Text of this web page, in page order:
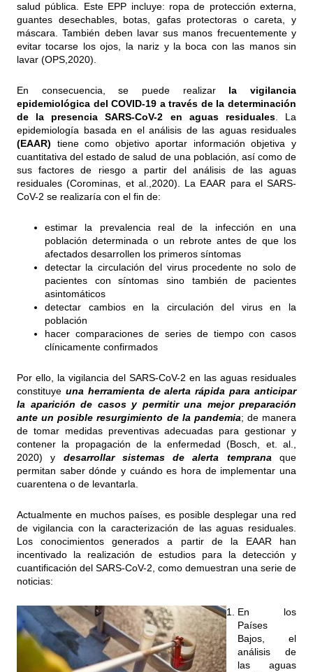
salud pública. Este EPP incluye: ropa de protección externa,
guantes desechables, botas, gafas protectoras o careta, y
máscara. También deben lavar sus manos frecuentemente y
evitar tocarse los ojos, la nariz y la boca con las manos sin
lavar (OPS,2020).
En consecuencia, se puede realizar la vigilancia
epidemiológica del COVID-19 a través de la determinación
de la presencia SARS-CoV-2 en aguas residuales. La
epidemiología basada en el análisis de las aguas residuales
(EAAR) tiene como objetivo aportar información objetiva y
cuantitativa del estado de salud de una población, así como de
sus factores de riesgo a partir del análisis de las aguas
residuales (Corominas, et al.,2020). La EAAR para el SARS-
CoV-2 se realizaría con el fin de:
estimar la prevalencia real de la infección en una
población determinada o un rebrote antes de que los
afectados desarrollen los primeros síntomas
detectar la circulación del virus procedente no solo de
pacientes con síntomas sino también de pacientes
asintomáticos
detectar cambios en la circulación del virus en la
población
hacer comparaciones de series de tiempo con casos
clínicamente confirmados
Por ello, la vigilancia del SARS-CoV-2 en las aguas residuales
constituye una herramienta de alerta rápida para anticipar
la aparición de casos y permitir una mejor preparación
anteun posible resurgimiento de la pandemia; de manera
de tomar medidas preventivas adecuadas para gestionar y
contener la propagación de la enfermedad (Bosch, et. al.,
2020) y desarrollar sistemas de alerta tempranaque
permitan saber dónde y cuándo es hora de implementar una
cuarentena o de levantarla.
Actualmente en muchos países, es posible desplegar una red
de vigilancia con la caracterización de las aguas residuales.
Los conocimientos generados a partir de la EAAR han
incentivado la realización de estudios para la detección y
cuantificación del SARS-CoV-2, como demuestran una serie de
noticias:
En los
Países
Bajos, el
análisis de
las aguas